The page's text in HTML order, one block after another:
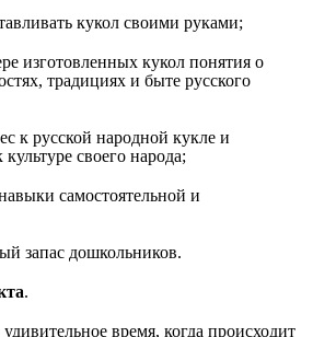
кукол своими руками;
изготовленных кукол понятия о
традициях и быте русского
к русской народной кукле и
своего народа;
самостоятельной и
запас дошкольников.
.
время, когда происходит